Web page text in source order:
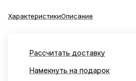
ХарактеристикиОписание
Рассчитать доставку
Намекнуть на подарок